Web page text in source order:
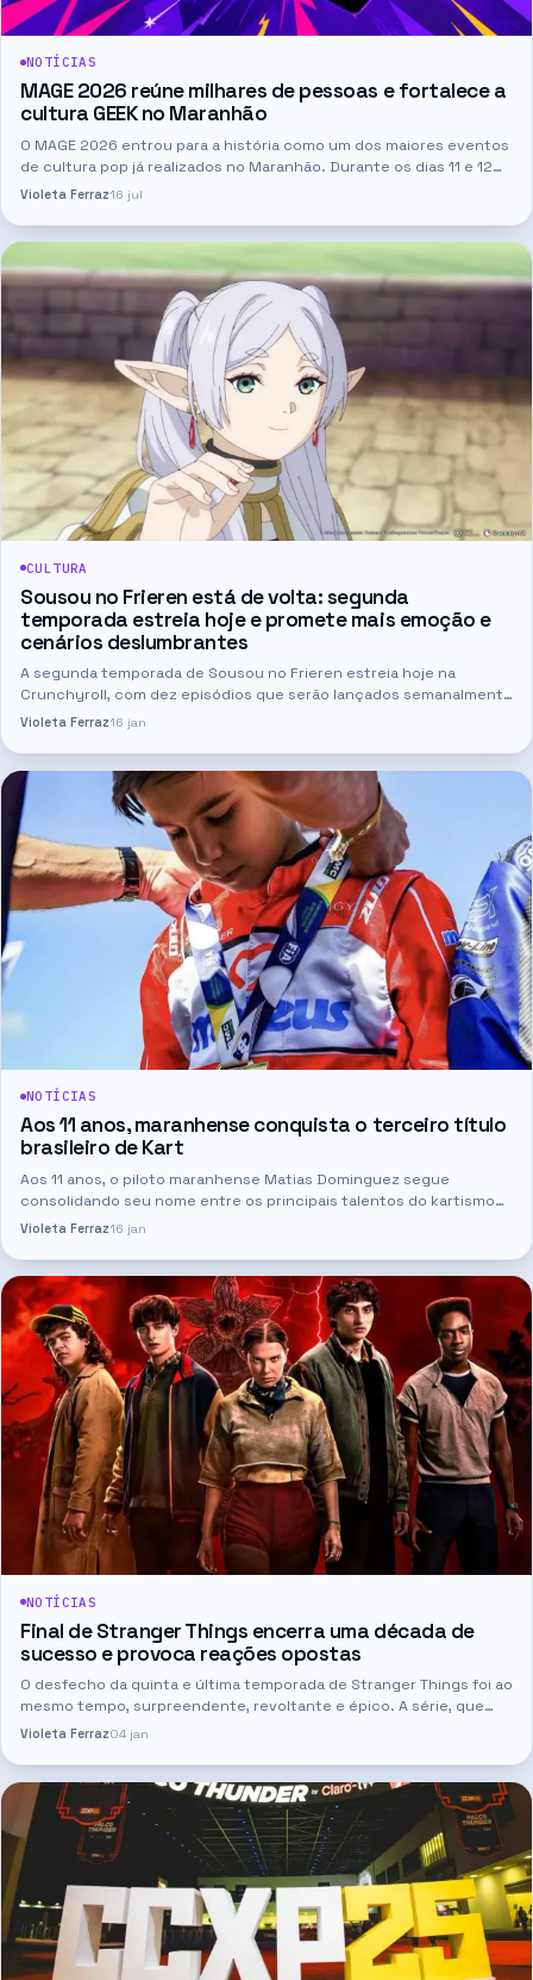
NOTÍCIAS
MAGE 2026 reúne milhares de pessoas e fortalece a
cultura GEEK no Maranhão
O MAGE 2026 entrou para a história como um dos maiores eventos
de cultura pop já realizados no Maranhão. Durante os dias 11 e 12
de julho, o Multicenter Sebrae recebeu mais de três mil…
Violeta Ferraz16 jul
CULTURA
Sousou no Frieren está de volta: segunda
temporada estreia hoje e promete mais emoção e
cenários deslumbrantes
A segunda temporada de Sousou no Frieren estreia hoje na
Crunchyroll, com dez episódios que serão lançados semanalmente
às sextas-feiras. A nova fase da história continua acompanhando…
Violeta Ferraz16 jan
NOTÍCIAS
Aos 11 anos, maranhense conquista o terceiro título
brasileiro de Kart
Aos 11 anos, o piloto maranhense Matias Dominguez segue
consolidando seu nome entre os principais talentos do kartismo
nacional. Após decisão favorável no Superior Tribunal de Justiça…
Violeta Ferraz16 jan
NOTÍCIAS
Final de Stranger Things encerra uma década de
sucesso e provoca reações opostas
O desfecho da quinta e última temporada de Stranger Things foi ao
mesmo tempo, surpreendente, revoltante e épico. A série, que
marcou uma geração ao longo de dez anos, chegou ao fim…
Violeta Ferraz04 jan